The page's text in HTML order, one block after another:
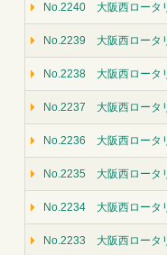
No.2240 大阪西ロータ
No.2239 大阪西ロータ
No.2238 大阪西ロータ
No.2237 大阪西ロータ
No.2236 大阪西ロータ
No.2235 大阪西ロータ
No.2234 大阪西ロータ
No.2233 大阪西ロータ